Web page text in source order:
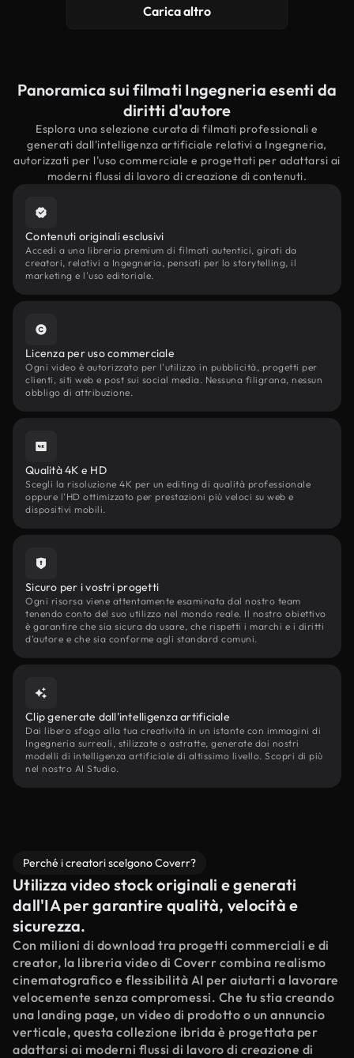
Carica altro
Panoramica sui filmati Ingegneria esenti da
diritti d'autore
Esplora una selezione curata di filmati professionali e
generati dall'intelligenza artificiale relativi a Ingegneria,
autorizzati per l'uso commerciale e progettati per adattarsi ai
moderni flussi di lavoro di creazione di contenuti.
Contenuti originali esclusivi
Accedi a una libreria premium di filmati autentici, girati da
creatori, relativi a Ingegneria, pensati per lo storytelling, il
marketing e l'uso editoriale.
Licenza per uso commerciale
Ogni video è autorizzato per l'utilizzo in pubblicità, progetti per
clienti, siti web e post sui social media. Nessuna filigrana, nessun
obbligo di attribuzione.
Qualità 4K e HD
Scegli la risoluzione 4K per un editing di qualità professionale
oppure l'HD ottimizzato per prestazioni più veloci su web e
dispositivi mobili.
Sicuro per i vostri progetti
Ogni risorsa viene attentamente esaminata dal nostro team
tenendo conto del suo utilizzo nel mondo reale. Il nostro obiettivo
è garantire che sia sicura da usare, che rispetti i marchi e i diritti
d'autore e che sia conforme agli standard comuni.
Clip generate dall'intelligenza artificiale
Dai libero sfogo alla tua creatività in un istante con immagini di
Ingegneria surreali, stilizzate o astratte, generate dai nostri
modelli di intelligenza artificiale di altissimo livello. Scopri di più
nel nostro AI Studio.
Perché i creatori scelgono Coverr?
Utilizza video stock originali e generati
dall'IA per garantire qualità, velocità e
sicurezza.
Con milioni di download tra progetti commerciali e di
creator, la libreria video di Coverr combina realismo
cinematografico e flessibilità AI per aiutarti a lavorare
velocemente senza compromessi. Che tu stia creando
una landing page, un video di prodotto o un annuncio
verticale, questa collezione ibrida è progettata per
adattarsi ai moderni flussi di lavoro di creazione di